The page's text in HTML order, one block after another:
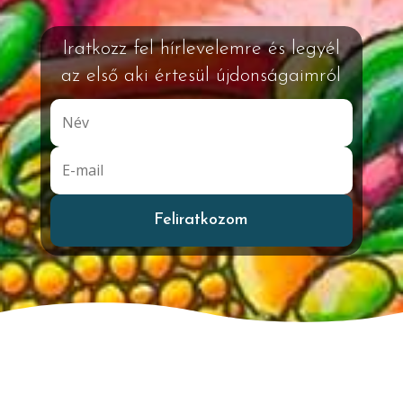
Iratkozz fel hírlevelemre és legyél
az első aki értesül újdonságaimról
Feliratkozom